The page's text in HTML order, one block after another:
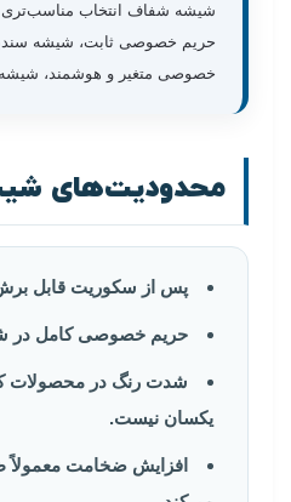
شیشه شفاف انتخاب
حریم خصوصی ثابت، شیشه
خصوصی متغیر و هوشمند، شیشه PDLC پیشنهاد می‌شود.
محدودیت‌های
پس از سکوریت قابل
حریم خصوصی کامل در
شدت رنگ در محصولات
یکسان نیست.
افزایش ضخامت معمولاً